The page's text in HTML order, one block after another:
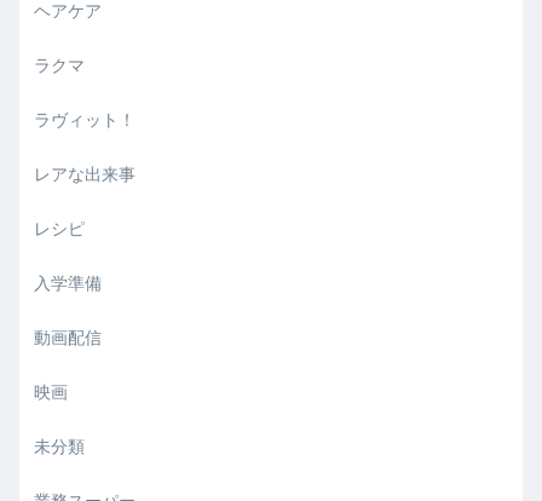
ヘアケア
ラクマ
ラヴィット！
レアな出来事
レシピ
入学準備
動画配信
映画
未分類